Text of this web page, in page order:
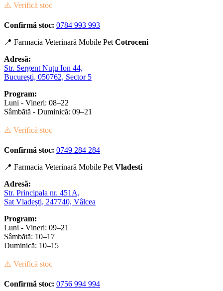
⚠️ Verifică stoc
Confirmă stoc: 0784 993 993
📍 Farmacia Veterinară Mobile Pet Cotroceni
Adresă:
Str. Sergent Nuțu Ion 44,
București, 050762, Sector 5
Program:
Luni - Vineri: 08–22
Sâmbătă - Duminică: 09–21
⚠️ Verifică stoc
Confirmă stoc: 0749 284 284
📍 Farmacia Veterinară Mobile Pet Vladesti
Adresă:
Str. Principala nr. 451A,
Sat Vladești, 247740, Vâlcea
Program:
Luni - Vineri: 09–21
Sâmbătă: 10–17
Duminică: 10–15
⚠️ Verifică stoc
Confirmă stoc: 0756 994 994